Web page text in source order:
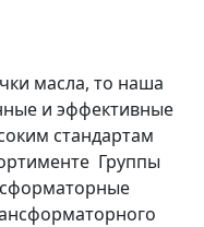
масла, то наша
и эффективные
стандартам
Группы